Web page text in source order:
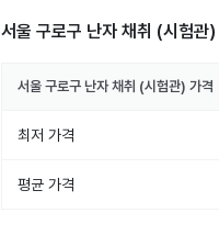
서울 구로구 난자 채취 (시험관)
서울 구로구 난자 채취 (시험관) 가격
최저 가격
평균 가격